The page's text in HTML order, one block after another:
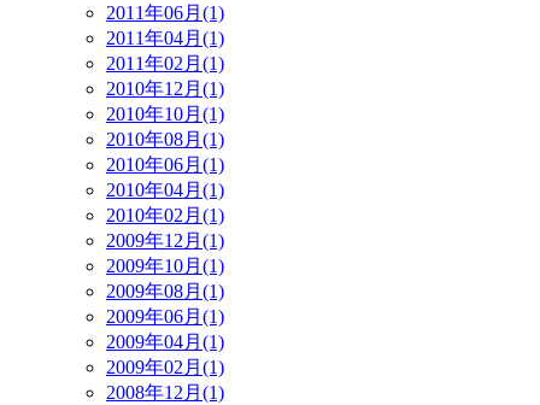
2011年06月(1)
2011年04月(1)
2011年02月(1)
2010年12月(1)
2010年10月(1)
2010年08月(1)
2010年06月(1)
2010年04月(1)
2010年02月(1)
2009年12月(1)
2009年10月(1)
2009年08月(1)
2009年06月(1)
2009年04月(1)
2009年02月(1)
2008年12月(1)